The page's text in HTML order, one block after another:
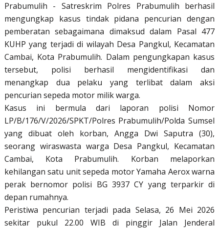
Prabumulih - Satreskrim Polres Prabumulih berhasil
mengungkap kasus tindak pidana pencurian dengan
pemberatan sebagaimana dimaksud dalam Pasal 477
KUHP yang terjadi di wilayah Desa Pangkul, Kecamatan
Cambai, Kota Prabumulih. Dalam pengungkapan kasus
tersebut, polisi berhasil mengidentifikasi dan
menangkap dua pelaku yang terlibat dalam aksi
pencurian sepeda motor milik warga.
Kasus ini bermula dari laporan polisi Nomor
LP/B/176/V/2026/SPKT/Polres Prabumulih/Polda Sumsel
yang dibuat oleh korban, Angga Dwi Saputra (30),
seorang wiraswasta warga Desa Pangkul, Kecamatan
Cambai, Kota Prabumulih. Korban melaporkan
kehilangan satu unit sepeda motor Yamaha Aerox warna
perak bernomor polisi BG 3937 CY yang terparkir di
depan rumahnya.
Peristiwa pencurian terjadi pada Selasa, 26 Mei 2026
sekitar pukul 22.00 WIB di pinggir Jalan Jenderal